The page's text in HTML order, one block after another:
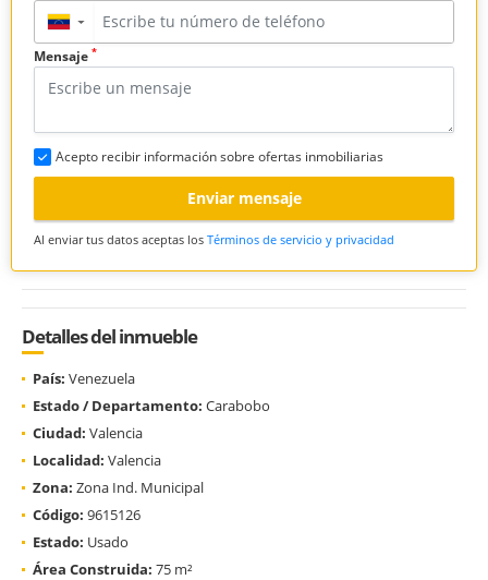
▼
Mensaje *
Acepto recibir información sobre ofertas inmobiliarias
Enviar mensaje
Al enviar tus datos aceptas los Términos de servicio y privacidad
Detalles del inmueble
País: Venezuela
Estado / Departamento: Carabobo
Ciudad: Valencia
Localidad: Valencia
Zona: Zona Ind. Municipal
Código: 9615126
Estado: Usado
Área Construida: 75 m²